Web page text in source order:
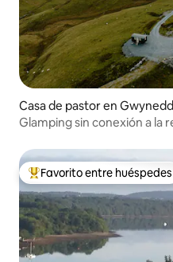
Casa de pastor en Gwynedd
Glamping sin conexión a la
Favorito entre huéspedes
Favorito entre huéspedes